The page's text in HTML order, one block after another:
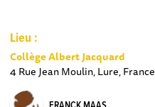
Lieu :
Collège Albert Jacquard
4 Rue Jean Moulin, Lure, France